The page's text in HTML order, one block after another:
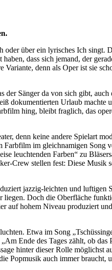
oder über ein lyrisches Ich
dass sich jemand, der
denn als Oper ist sie
Sänger da von sich gibt, auch
dokumentierten Urlaub
hing, bleibt fraglich, das
denn keine andere Spielart
im gleichnamigen Song
leuchtenden Farben“ zu
Crew stellen fest: Diese Musik
jazzig-leichten und
Doch die Oberfläche
auf hohem Niveau produziert
Etwa im Song
Ende des Tages zählt, ob
hinter dieser Rolle möglichst
Popmusik auch immer braucht,